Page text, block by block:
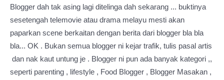
Blogger dah tak asing lagi ditelinga dah sekarang ... buktinya
sesetengah telemovie atau drama melayu mesti akan
paparkan scene berkaitan dengan berita dari blogger bla bla
bla... OK . Bukan semua blogger ni kejar trafik, tulis pasal artis
dan nak kaut untung je . Blogger ni pun ada banyak kategori ,,
seperti parenting , lifestyle , Food Blogger , Blogger Masakan ,